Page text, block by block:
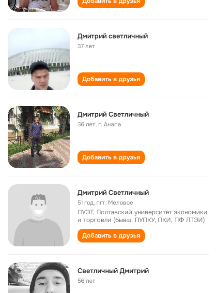
Дмитрий светличный
37 лет
Добавить в друзья
Дмитрий Светличный
36 лет,г. Анапа
Добавить в друзья
Дмитрий Светличный
51 год,пгт. Меловое
ПУЭТ, Полтавский университет экономики
и торговли (бывш. ПУПКУ, ПКИ, ПФ ЛТЭИ)
Добавить в друзья
Светличный Дмитрий
56 лет